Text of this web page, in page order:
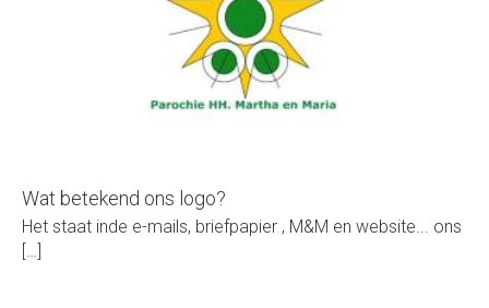
Wat betekend ons logo?
Het staat inde e-mails, briefpapier , M&M en website... ons
[…]